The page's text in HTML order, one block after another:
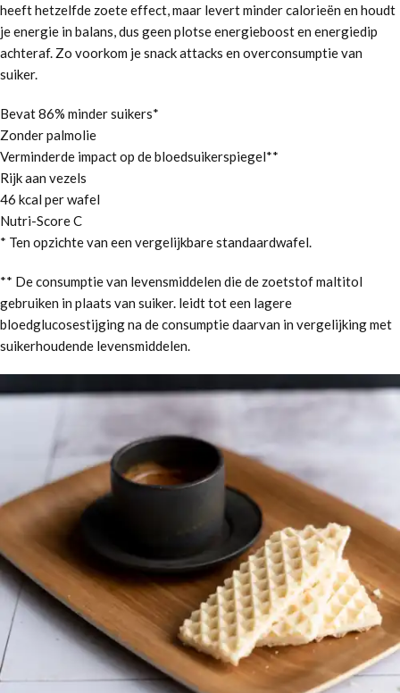
heeft hetzelfde zoete effect, maar levert minder calorieën en houdt
je energie in balans, dus geen plotse energieboost en energiedip
achteraf. Zo voorkom je snack attacks en overconsumptie van
suiker.
Bevat 86% minder suikers*
Zonder palmolie
Verminderde impact op de bloedsuikerspiegel**
Rijk aan vezels
46 kcal per wafel
Nutri-Score C
* Ten opzichte van een vergelijkbare standaardwafel.
** De consumptie van levensmiddelen die de zoetstof maltitol
gebruiken in plaats van suiker. leidt tot een lagere
bloedglucosestijging na de consumptie daarvan in vergelijking met
suikerhoudende levensmiddelen.